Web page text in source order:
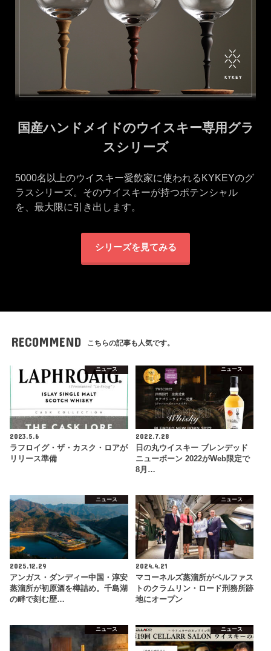
国産ハンドメイドのウイスキー専用グラ
スシリーズ
5000名以上のウイスキー愛飲家に使われるKYKEYのグ
ラスシリーズ。そのウイスキーが持つポテンシャル
を、最大限に引き出します。
シリーズを見てみる
RECOMMEND こちらの記事も人気です。
ニュース
2023.5.6
ラフロイグ・ザ・カスク・ロアが
リリース準備
ニュース
2022.7.28
日の丸ウイスキー ブレンデッド
ニューボーン 2022がWeb限定で
8月…
ニュース
2025.12.29
アンガス・ダンディー中国・淳安
蒸溜所が初原酒を樽詰め。千島湖
の畔で刻む歴…
ニュース
2024.4.21
マコーネルズ蒸溜所がベルファス
トのクラムリン・ロード刑務所跡
地にオープン
ニュース ニュース